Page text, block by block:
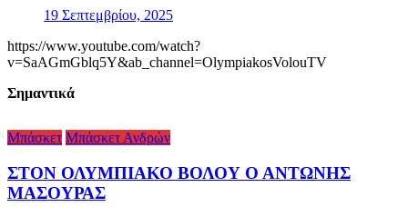
19 Σεπτεμβρίου, 2025
https://www.youtube.com/watch?
v=SaAGmGblq5Y&ab_channel=OlympiakosVolouTV
Σημαντικά
Μπάσκετ Μπάσκετ Ανδρών
ΣΤΟΝ ΟΛΥΜΠΙΑΚΟ ΒΟΛΟΥ Ο ΑΝΤΩΝΗΣ
ΜΑΣΟΥΡΑΣ